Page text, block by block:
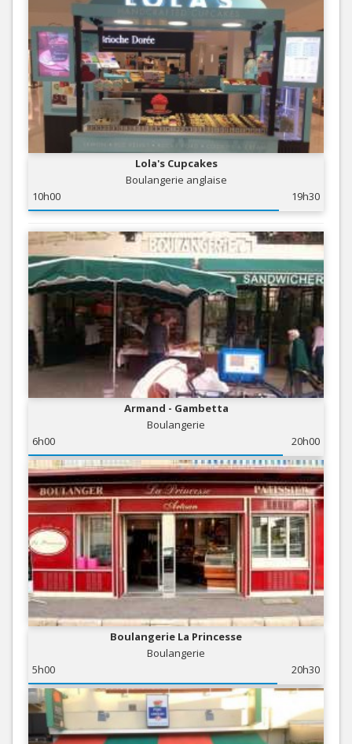
Lola's Cupcakes
Boulangerie anglaise
10h00
19h30
Armand - Gambetta
Boulangerie
6h00
20h00
Boulangerie La Princesse
Boulangerie
5h00
20h30